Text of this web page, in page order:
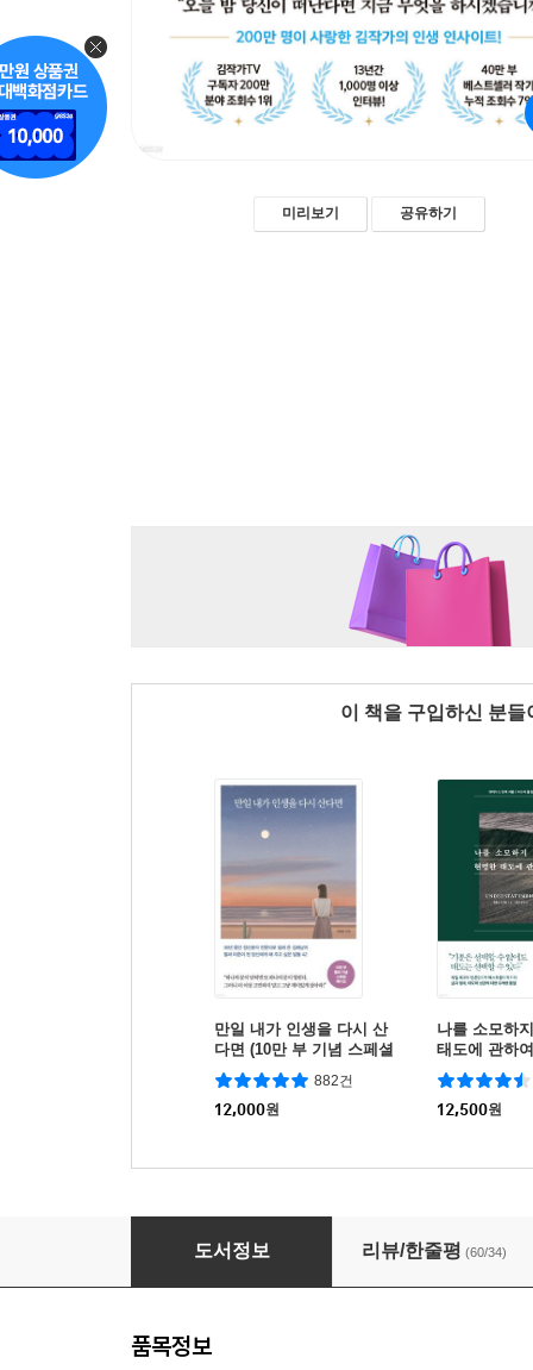
미리보기 공유하기
이 책을 구입하신 분
만일 내가 인생을 다시 산
다면 (10만 부 기념 스페셜
에디션)
882건
12,000원
나를 소모하
태도에 관하여
12,500원
내가 천 개의 인생에서 배운 것들
도서정보 리뷰/한줄평 (60/34)
품목정보